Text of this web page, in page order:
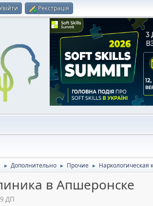
Реєстрація
► Дополнительно ► Прочие ►
в Апшеронске
ДП